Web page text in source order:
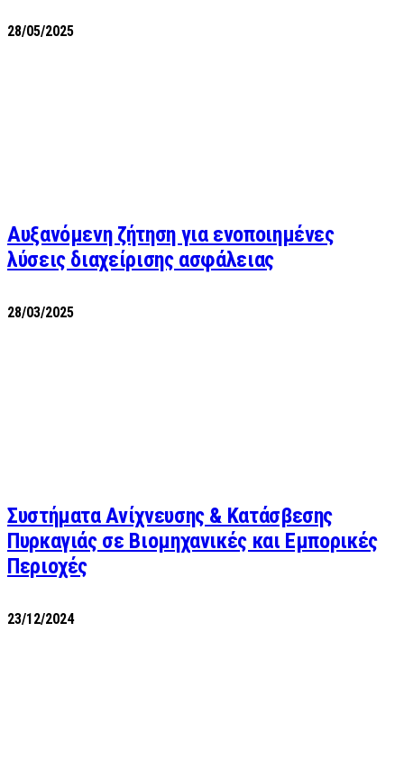
28/05/2025
Αυξανόμενη ζήτηση για ενοποιημένες
λύσεις διαχείρισης ασφάλειας
28/03/2025
Συστήματα Ανίχνευσης & Κατάσβεσης
Πυρκαγιάς σε Βιομηχανικές και Εμπορικές
Περιοχές
23/12/2024